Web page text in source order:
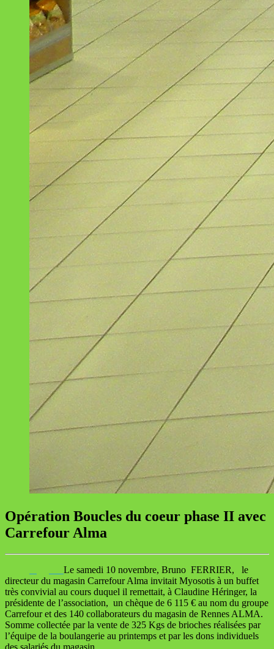
Opération Boucles du coeur phase II avec
Carrefour Alma
Le samedi 10 novembre, Bruno FERRIER, le
directeur du magasin Carrefour Alma invitait Myosotis à un buffet
très convivial au cours duquel il remettait, à Claudine Héringer, la
présidente de l’association, un chèque de 6 115 € au nom du groupe
Carrefour et des 140 collaborateurs du magasin de Rennes ALMA.
Somme collectée par la vente de 325 Kgs de brioches réalisées par
l’équipe de la boulangerie au printemps et par les dons individuels